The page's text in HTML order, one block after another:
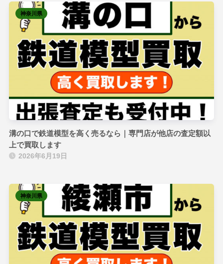
溝の口で鉄道模型を高く売るなら｜専門店が他店の査定額以
上で買取します
2026年6月19日
神奈川県
神奈川県